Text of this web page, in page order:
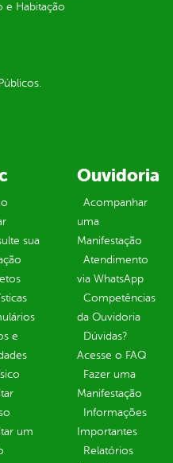
e Habitação
sua
e
um
Ouvidoria
Acompanhar
uma
Manifestação
Atendimento
via WhatsApp
Competências
da Ouvidoria
Dúvidas?
Acesse o FAQ
Fazer uma
Manifestação
Informações
Importantes
Relatórios